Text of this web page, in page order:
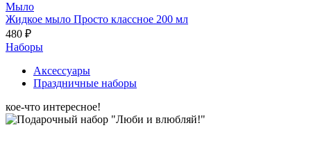
Мыло
Жидкое мыло Просто классное 200 мл
480 ₽
Наборы
Аксессуары
Праздничные наборы
кое-что интересное!